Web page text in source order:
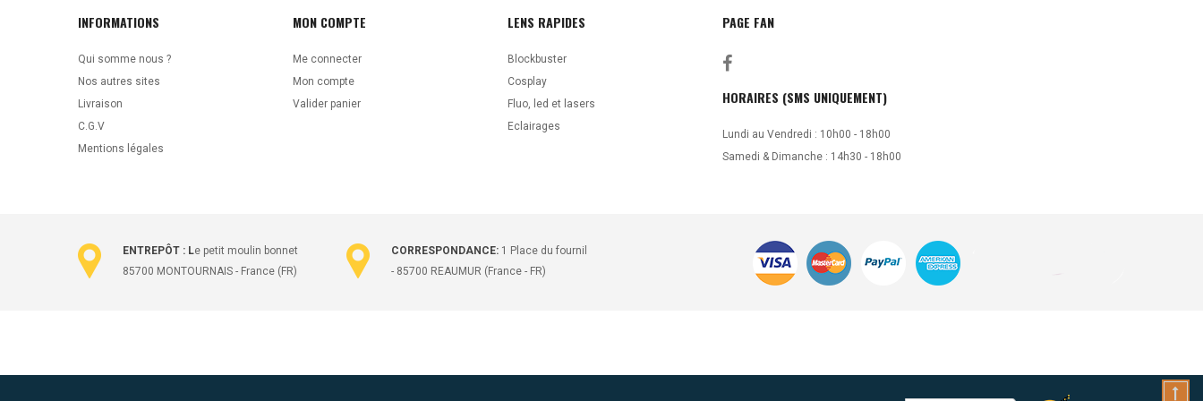
INFORMATIONS
Qui somme nous ?
Nos autres sites
Livraison
C.G.V
Mentions légales
MON COMPTE
Me connecter
Mon compte
Valider panier
LENS RAPIDES
Blockbuster
Cosplay
Fluo, led et lasers
Eclairages
PAGE FAN
HORAIRES (SMS UNIQUEMENT)
Lundi au Vendredi : 10h00 - 18h00
Samedi & Dimanche : 14h30 - 18h00
ENTREPÔT : Le petit moulin bonnet
85700 MONTOURNAIS - France (FR)
CORRESPONDANCE: 1 Place du fournil
- 85700 REAUMUR (France - FR)